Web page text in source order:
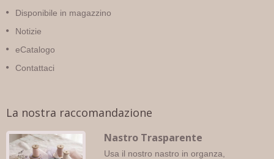
Disponibile in magazzino
Notizie
eCatalogo
Contattaci
La nostra raccomandazione
Nastro Trasparente
Usa il nostro nastro in organza,